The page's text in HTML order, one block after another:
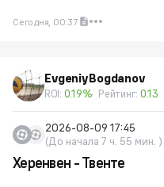
Сегодня, 00:37
EvgeniyBogdanov
ROI: 0.19% Рейтинг: 0.13
2026-08-09 17:45
(До начала 7 ч. 55 мин. )
Херенвен - Твенте